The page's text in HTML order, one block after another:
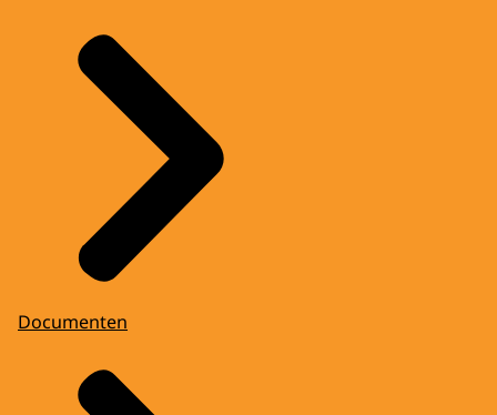
Documenten